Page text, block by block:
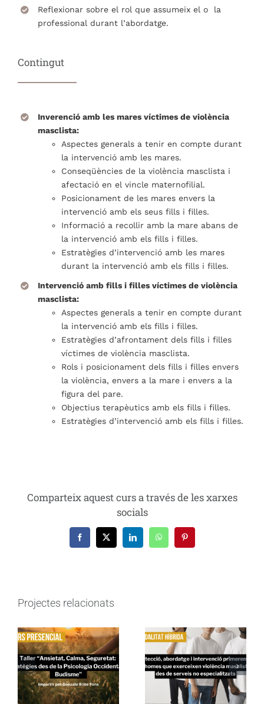
Reflexionar sobre el rol que assumeix el o la
professional durant l’abordatge.
Contingut
Inverenció amb les mares víctimes de violència
masclista:
Aspectes generals a tenir en compte durant
la intervenció amb les mares.
Conseqüències de la violència masclista i
afectació en el vincle maternofilial.
Posicionament de les mares envers la
intervenció amb els seus fills i filles.
Informació a recollir amb la mare abans de
la intervenció amb els fills i filles.
Estratègies d’intervenció amb les mares
durant la intervenció amb els fills i filles.
Intervenció amb fills i filles víctimes de violència
masclista:
Aspectes generals a tenir en compte durant
la intervenció amb els fills i filles.
Estratègies d’afrontament dels fills i filles
víctimes de violència masclista.
Rols i posicionament dels fills i filles envers
la violència, envers a la mare i envers a la
figura del pare.
Objectius terapèutics amb els fills i filles.
Estratègies d’intervenció amb els fills i filles.
Comparteix aquest curs a través de les xarxes
socials
Facebook
X LinkedInWhatsAppPinterest
Projectes relacionats